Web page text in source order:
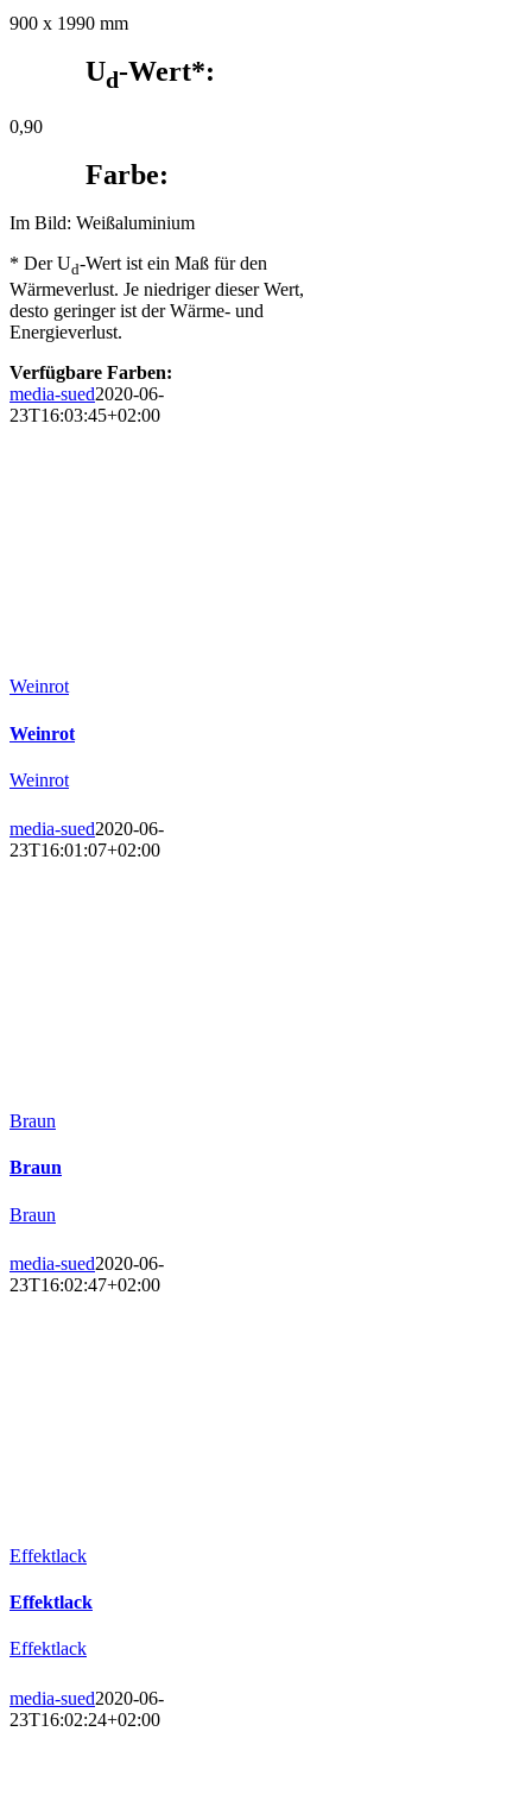
900 x 1990 mm
Ud-Wert*:
0,90
Farbe:
Im Bild: Weißaluminium
* Der Ud-Wert ist ein Maß für den
Wärmeverlust. Je niedriger dieser Wert,
desto geringer ist der Wärme- und
Energieverlust.
Verfügbare Farben:
media-sued2020-06-
23T16:03:45+02:00
Weinrot
Weinrot
Weinrot
media-sued2020-06-
23T16:01:07+02:00
Braun
Braun
Braun
media-sued2020-06-
23T16:02:47+02:00
Effektlack
Effektlack
Effektlack
media-sued2020-06-
23T16:02:24+02:00